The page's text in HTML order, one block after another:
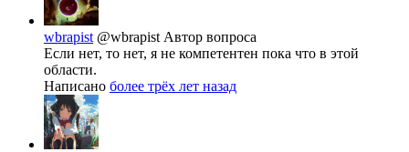
wbrapist @wbrapist Автор вопроса
Если нет, то нет, я не компетентен пока что в этой
области.
Написано более трёх лет назад